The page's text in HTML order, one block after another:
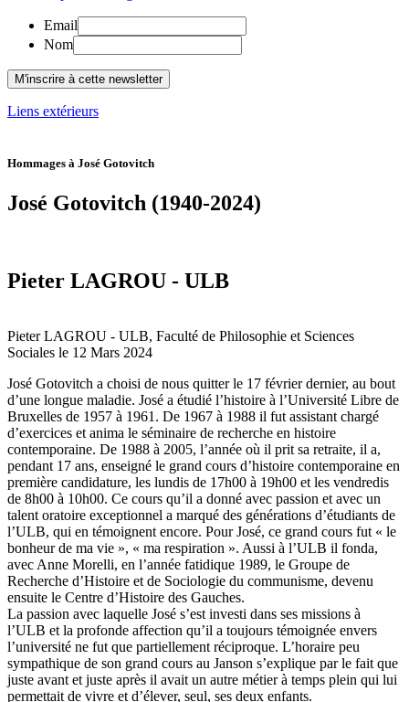
Email
Nom
Liens extérieurs
Hommages à José Gotovitch
José Gotovitch (1940-2024)
Pieter LAGROU - ULB
Pieter LAGROU - ULB, Faculté de Philosophie et Sciences
Sociales le 12 Mars 2024
José Gotovitch a choisi de nous quitter le 17 février dernier, au bout
d’une longue maladie. José a étudié l’histoire à l’Université Libre de
Bruxelles de 1957 à 1961. De 1967 à 1988 il fut assistant chargé
d’exercices et anima le séminaire de recherche en histoire
contemporaine. De 1988 à 2005, l’année où il prit sa retraite, il a,
pendant 17 ans, enseigné le grand cours d’histoire contemporaine en
première candidature, les lundis de 17h00 à 19h00 et les vendredis
de 8h00 à 10h00. Ce cours qu’il a donné avec passion et avec un
talent oratoire exceptionnel a marqué des générations d’étudiants de
l’ULB, qui en témoignent encore. Pour José, ce grand cours fut « le
bonheur de ma vie », « ma respiration ». Aussi à l’ULB il fonda,
avec Anne Morelli, en l’année fatidique 1989, le Groupe de
Recherche d’Histoire et de Sociologie du communisme, devenu
ensuite le Centre d’Histoire des Gauches.
La passion avec laquelle José s’est investi dans ses missions à
l’ULB et la profonde affection qu’il a toujours témoignée envers
l’université ne fut que partiellement réciproque. L’horaire peu
sympathique de son grand cours au Janson s’explique par le fait que
juste avant et juste après il avait un autre métier à temps plein qui lui
permettait de vivre et d’élever, seul, ses deux enfants.